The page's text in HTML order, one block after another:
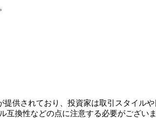
供されており、投資家は取引スタイル
換性などの点に注意する必要がござ